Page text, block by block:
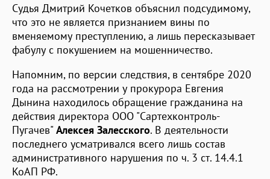
Судья Дмитрий Кочетков объяснил подсудимому,
что это не является признанием вины по
вменяемому преступлению, а лишь пересказывает
фабулу с покушением на мошенничество.
Напомним, по версии следствия, в сентябре 2020
года на рассмотрении у прокурора Евгения
Дынина находилось обращение гражданина на
действия директора ООО "Сартехконтроль-
Пугачев" Алексея Залесского. В деятельности
последнего усматривался всего лишь состав
административного нарушения по ч. 3 ст. 14.4.1
КоАП РФ.